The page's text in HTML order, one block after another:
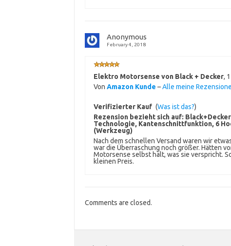
Anonymous
February 4, 2018
Elektro Motorsense von Black + Decker,
Von Amazon Kunde –Alle meine
Verifizierter Kauf (Was ist das?)
Rezension bezieht sich auf:
Technologie, Kantenschnittfunktion, 6
(Werkzeug)
Nach dem schnellen Versand waren wir
war die Überraschung noch größer. Hätten
Motorsense selbst hält, was sie verspricht.
kleinen Preis.
Comments are closed.